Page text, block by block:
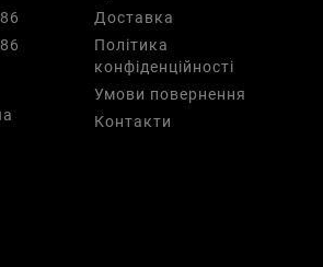
Доставка
Політика
конфіденційності
Умови повернення
Контакти